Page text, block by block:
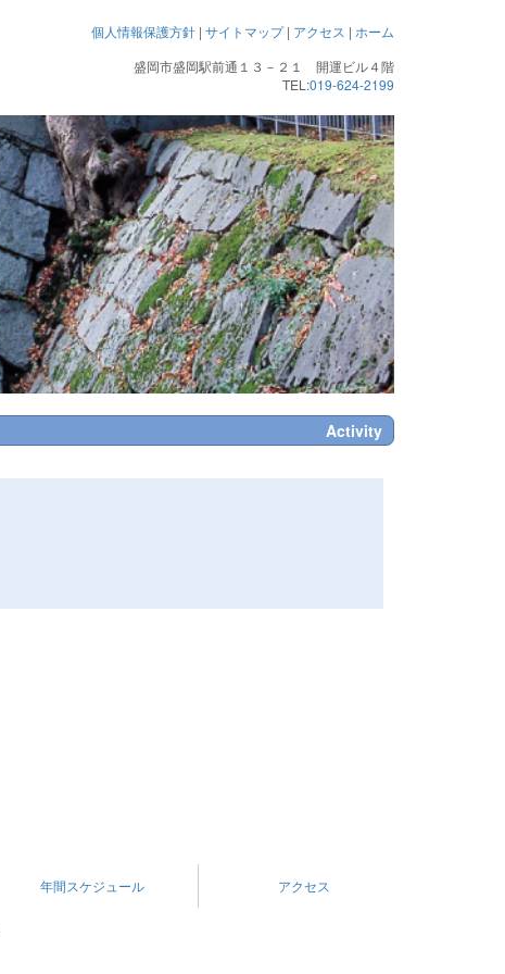
個人情報保護方針 | サイトマップ| アクセス | ホーム
盛岡市盛岡駅前通１３－２１ 開運ビル４階
TEL:019-624-2199
Activity
年間スケジュール アクセス